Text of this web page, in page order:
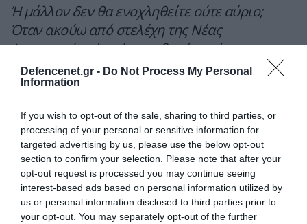
Defencenet.gr - Do Not Process My Personal
Information
If you wish to opt-out of the sale, sharing to third parties, or
processing of your personal or sensitive information for
targeted advertising by us, please use the below opt-out
section to confirm your selection. Please note that after your
opt-out request is processed you may continue seeing
interest-based ads based on personal information utilized by
us or personal information disclosed to third parties prior to
your opt-out. You may separately opt-out of the further
Ή μάλλον δεν θα ενοχληθείτε ούτε αύριο;
Όταν ακούω από στελέχη της Νέας
Δημοκρατίας ότι είναι πιθανό σενάριο η
εξεταστική επιτροπή για τις υποκλοπές που
εγκρίθηκε το 2022 με 120 ψήφους, αύριο να
Αυτή είναι η Νέα Δημοκρατία. Είναι
επικίνδυνοι και πρέπει να φύγουν και είναι
στο χέρι το δικό μας και σύσσωμου του
ελληνικού λαού.